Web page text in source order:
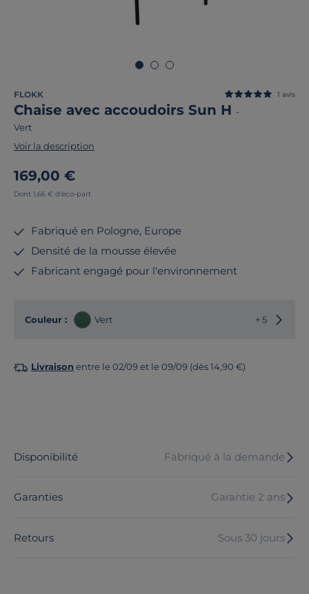
FLOKK
Chaise avec accoudoirs Sun H -
Vert
1 avis
Voir la description
169,00 €
Dont 1,66 € d'éco-part
Fabriqué en Pologne, Europe
Densité de la mousse élevée
Fabricant engagé pour l'environnement
Couleur : Vert + 5
Livraison entre le 02/09 et le 09/09 (dès 14,90 €)
Disponibilité Fabriqué à la demande
Garanties Garantie 2 ans
Retours Sous 30 jours